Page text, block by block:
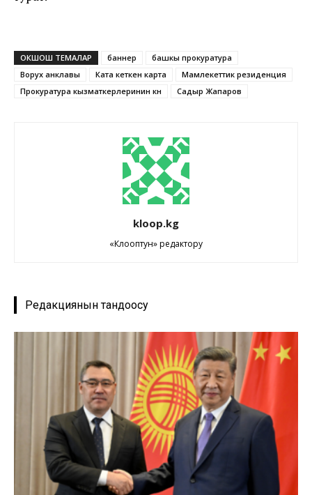
ОКШОШ ТЕМАЛАР баннер
башкы прокуратура
Ворух анклавы
Ката кеткен карта
Мамлекеттик резиденция
Прокуратура кызматкерлеринин күнү
Садыр Жапаров
kloop.kg
«Клооптун» редактору
Редакциянын тандоосу